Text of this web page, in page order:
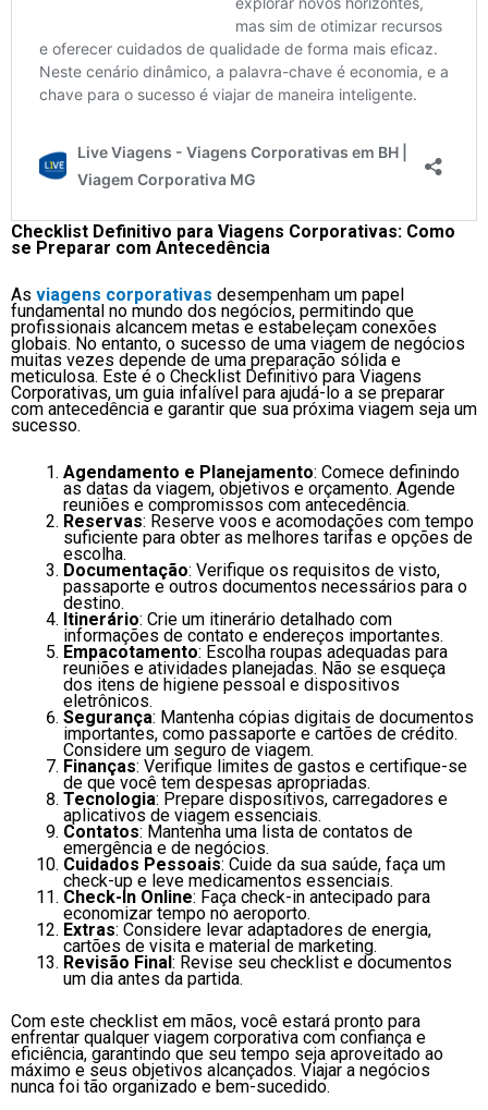
Checklist Definitivo para Viagens Corporativas: Como
se Preparar com Antecedência
As viagens corporativas desempenham um papel
fundamental no mundo dos negócios, permitindo que
profissionais alcancem metas e estabeleçam conexões
globais. No entanto, o sucesso de uma viagem de negócios
muitas vezes depende de uma preparação sólida e
meticulosa. Este é o Checklist Definitivo para Viagens
Corporativas, um guia infalível para ajudá-lo a se preparar
com antecedência e garantir que sua próxima viagem seja um
sucesso.
Agendamento e Planejamento: Comece definindo
as datas da viagem, objetivos e orçamento. Agende
reuniões e compromissos com antecedência.
Reservas: Reserve voos e acomodações com tempo
suficiente para obter as melhores tarifas e opções de
escolha.
Documentação: Verifique os requisitos de visto,
passaporte e outros documentos necessários para o
destino.
Itinerário: Crie um itinerário detalhado com
informações de contato e endereços importantes.
Empacotamento: Escolha roupas adequadas para
reuniões e atividades planejadas. Não se esqueça
dos itens de higiene pessoal e dispositivos
eletrônicos.
Segurança: Mantenha cópias digitais de documentos
importantes, como passaporte e cartões de crédito.
Considere um seguro de viagem.
Finanças: Verifique limites de gastos e certifique-se
de que você tem despesas apropriadas.
Tecnologia: Prepare dispositivos, carregadores e
aplicativos de viagem essenciais.
Contatos: Mantenha uma lista de contatos de
emergência e de negócios.
Cuidados Pessoais: Cuide da sua saúde, faça um
check-up e leve medicamentos essenciais.
Check-In Online: Faça check-in antecipado para
economizar tempo no aeroporto.
Extras: Considere levar adaptadores de energia,
cartões de visita e material de marketing.
Revisão Final: Revise seu checklist e documentos
um dia antes da partida.
Com este checklist em mãos, você estará pronto para
enfrentar qualquer viagem corporativa com confiança e
eficiência, garantindo que seu tempo seja aproveitado ao
máximo e seus objetivos alcançados. Viajar a negócios
nunca foi tão organizado e bem-sucedido.